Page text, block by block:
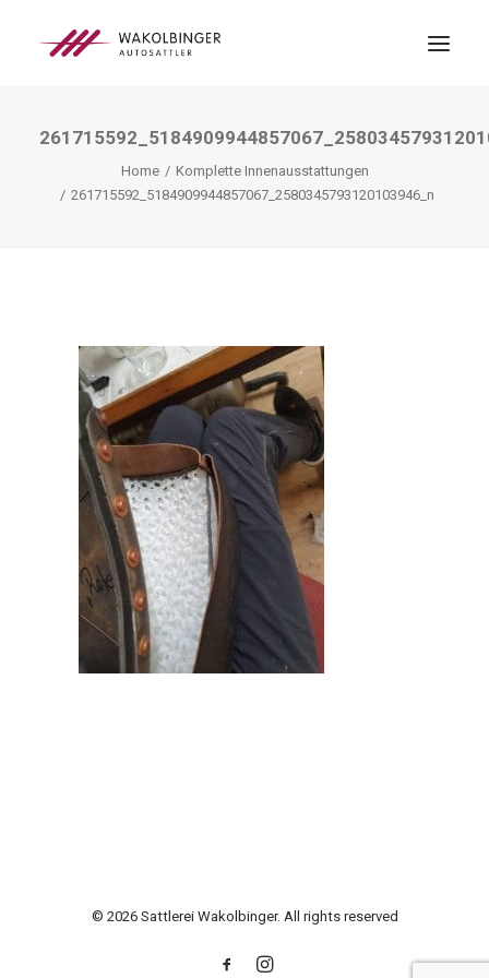
ÜBER UNS
LEISTUNGEN
SEARCH
Home
Komplette Innenausstattungen
261715592_5184909944857067_2580345793120103946_n
© 2026 Sattlerei Wakolbinger. All rights reserved